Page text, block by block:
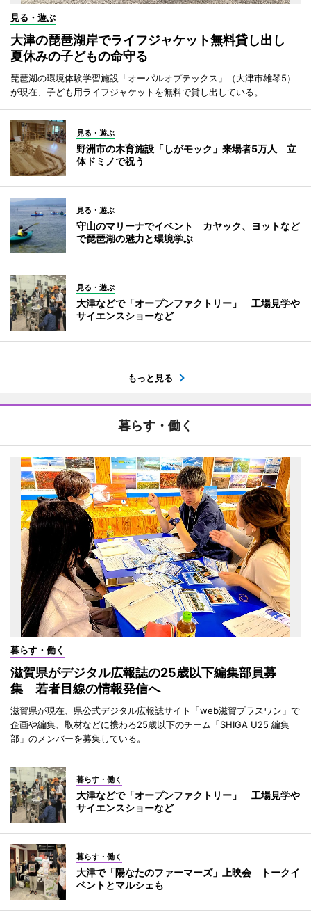
見る・遊ぶ
大津の琵琶湖岸でライフジャケット無料貸し出し
夏休みの子どもの命守る
琵琶湖の環境体験学習施設「オーパルオプテックス」（大津市雄琴5）
が現在、子ども用ライフジャケットを無料で貸し出している。
見る・遊ぶ
野洲市の木育施設「しがモック」来場者5万人 立
体ドミノで祝う
見る・遊ぶ
守山のマリーナでイベント カヤック、ヨットなど
で琵琶湖の魅力と環境学ぶ
見る・遊ぶ
大津などで「オープンファクトリー」 工場見学や
サイエンスショーなど
もっと見る
暮らす・働く
暮らす・働く
滋賀県がデジタル広報誌の25歳以下編集部員募
集 若者目線の情報発信へ
滋賀県が現在、県公式デジタル広報誌サイト「web滋賀プラスワン」で
企画や編集、取材などに携わる25歳以下のチーム「SHIGA U25 編集
部」のメンバーを募集している。
暮らす・働く
大津などで「オープンファクトリー」 工場見学や
サイエンスショーなど
暮らす・働く
大津で「陽なたのファーマーズ」上映会 トークイ
ベントとマルシェも